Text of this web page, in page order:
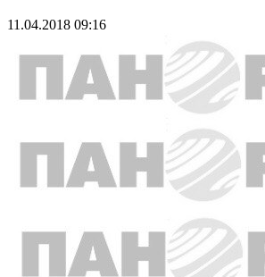
11.04.2018 09:16